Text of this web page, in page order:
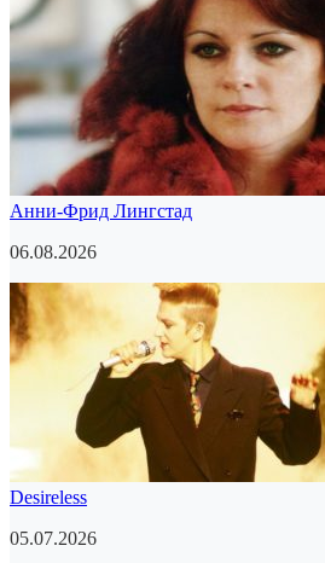
Анни-Фрид Лингстад
06.08.2026
Desireless
05.07.2026